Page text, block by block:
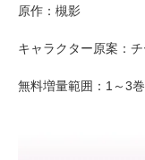
原作：槻影
キャラクター原案：チ
無料増量範囲：1～3